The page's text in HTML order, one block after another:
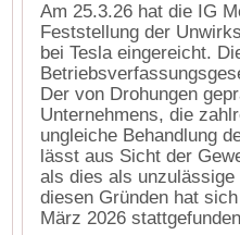
Am 25.3.26 hat die IG
Feststellung der
bei Tesla eingereicht.
Der von Drohungen
Unternehmens, die
ungleiche Behandlung
lässt aus Sicht der
als dies als
diesen Gründen hat
März 2026